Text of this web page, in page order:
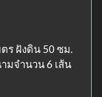
ร ฝังดิน 50 ซม.
มจำนวน 6 เส้น